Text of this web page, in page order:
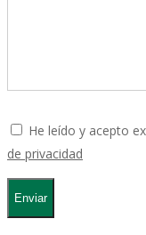
He leído y acepto
de privacidad